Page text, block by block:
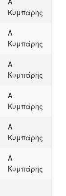
Α.
Κυμπάρης
Α.
Κυμπάρης
Α.
Κυμπάρης
Α.
Κυμπάρης
Α.
Κυμπάρης
Α.
Κυμπάρης